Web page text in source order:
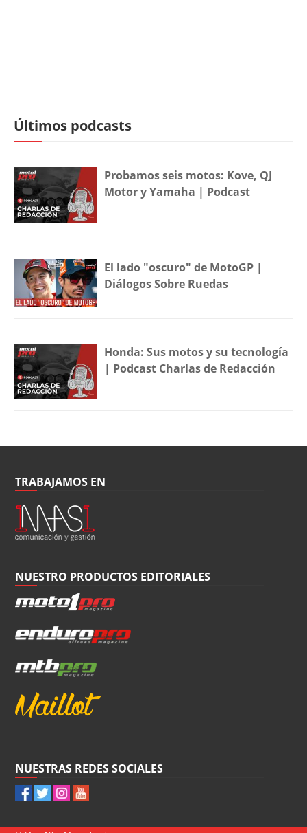
Últimos podcasts
Probamos seis motos: Kove, QJ
Motor y Yamaha | Podcast
El lado "oscuro" de MotoGP |
Diálogos Sobre Ruedas
Honda: Sus motos y su tecnología
| Podcast Charlas de Redacción
TRABAJAMOS EN
NUESTRO PRODUCTOS EDITORIALES
NUESTRAS REDES SOCIALES